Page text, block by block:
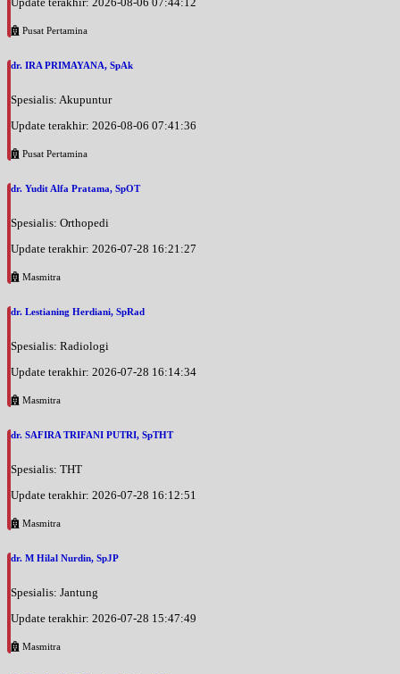
Jam 18:00 - 20:00
Pusat Pertamina
dr. IRA PRIMAYANA, SpAk
Spesialis: Akupuntur
Update terakhir: 2026-08-06 07:41:36
Pusat Pertamina
dr. Yudit Alfa Pratama, SpOT
Spesialis: Orthopedi
Update terakhir: 2026-07-28 16:21:27
Masmitra
dr. Lestianing Herdiani, SpRad
Spesialis: Radiologi
Update terakhir: 2026-07-28 16:14:34
Masmitra
dr. SAFIRA TRIFANI PUTRI, SpTHT
Spesialis: THT
Update terakhir: 2026-07-28 16:12:51
Masmitra
dr. M Hilal Nurdin, SpJP
Spesialis: Jantung
Update terakhir: 2026-07-28 15:47:49
Masmitra